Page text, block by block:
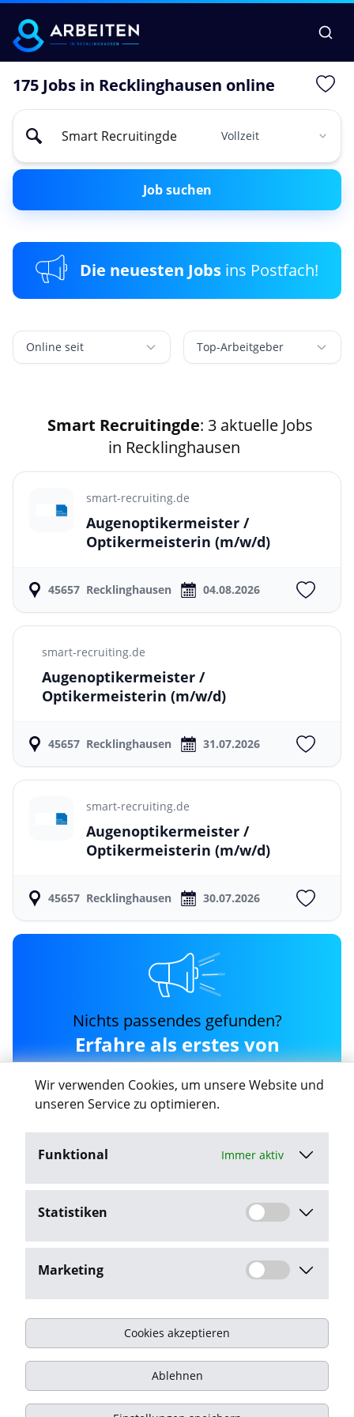
Wir verwenden Cookies, um unsere Website und
unseren Service zu optimieren.
Funktional Immer aktiv
Statistiken
Marketing
Cookies akzeptieren
Ablehnen
175 Jobs in Recklinghausen online
Job suchen
Die neuesten Jobs ins Postfach!
Online seit Top-Arbeitgeber
Smart Recruitingde: 3 aktuelle Jobs
in Recklinghausen
smart-recruiting.de
Augenoptikermeister /
Optikermeisterin (m/w/d)
45657 Recklinghausen 04.08.2026
smart-recruiting.de
Augenoptikermeister /
Optikermeisterin (m/w/d)
45657 Recklinghausen 31.07.2026
smart-recruiting.de
Augenoptikermeister /
Optikermeisterin (m/w/d)
45657 Recklinghausen 30.07.2026
Nichts passendes gefunden?
Erfahre als erstes von
neuen smart-recruitingde
Jobs in Recklinghausen
Mit dem Klick auf "Job-Agent aktivieren" stimme ich den
Impressum
Datenschutz
Kontakt